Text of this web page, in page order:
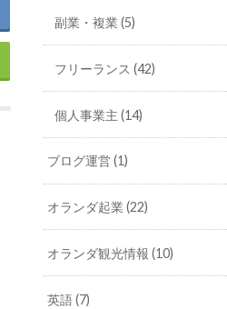
副業・複業 (5)
フリーランス (42)
個人事業主 (14)
ブログ運営(1)
オランダ起業(22)
オランダ観光情報(10)
英語(7)